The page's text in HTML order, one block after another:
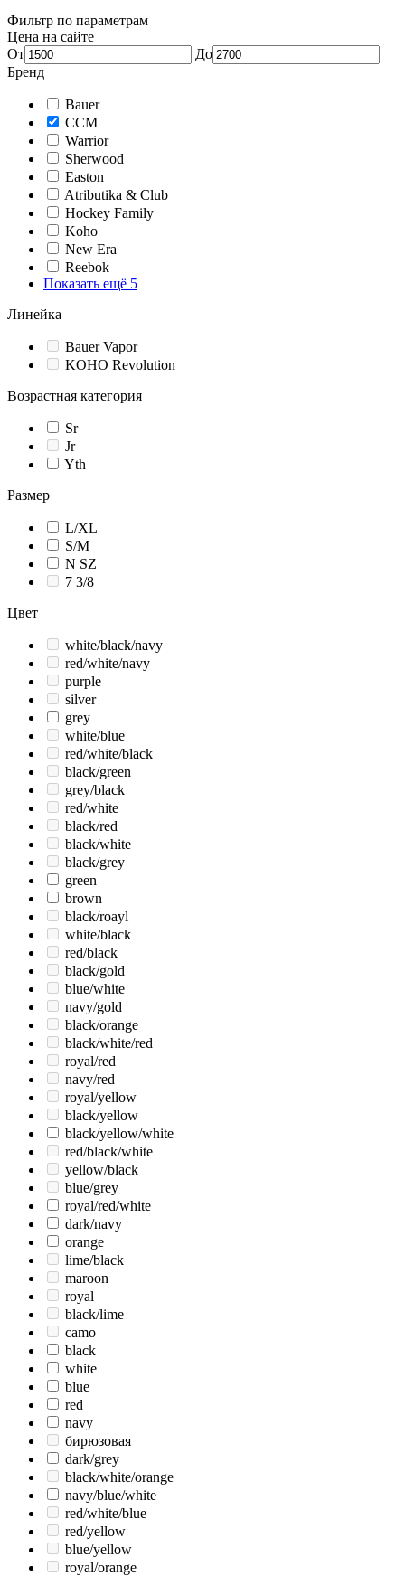
Фильтр по параметрам
Цена на сайте
От
До
Бренд
Bauer
CCM
Warrior
Sherwood
Easton
Atributika & Club
Hockey Family
Koho
New Era
Reebok
Показать ещё 5
Линейка
Bauer Vapor
KOHO Revolution
Возрастная категория
Sr
Jr
Yth
Размер
L/XL
S/M
N SZ
7 3/8
Цвет
white/black/navy
red/white/navy
purple
silver
grey
white/blue
red/white/black
black/green
grey/black
red/white
black/red
black/white
black/grey
green
brown
black/roayl
white/black
red/black
black/gold
blue/white
navy/gold
black/orange
black/white/red
royal/red
navy/red
royal/yellow
black/yellow
black/yellow/white
red/black/white
yellow/black
blue/grey
royal/red/white
dark/navy
orange
lime/black
maroon
royal
black/lime
camo
black
white
blue
red
navy
бирюзовая
dark/grey
black/white/orange
navy/blue/white
red/white/blue
red/yellow
blue/yellow
royal/orange